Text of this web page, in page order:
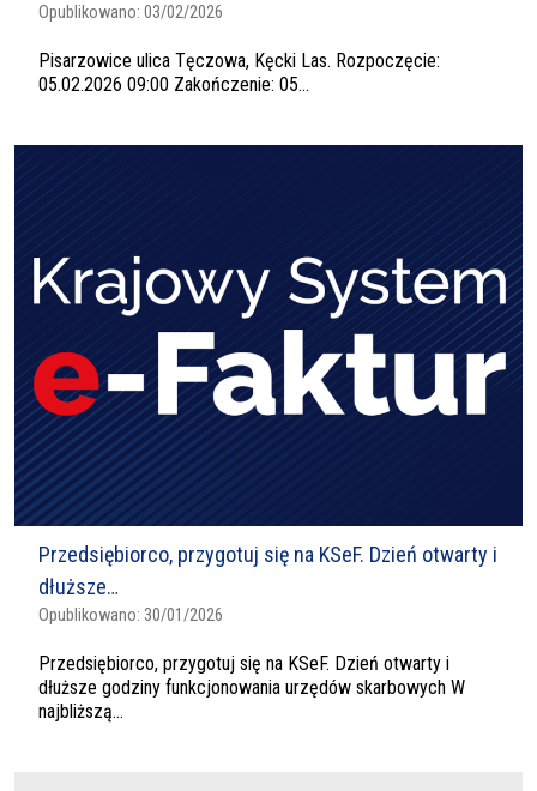
Opublikowano: 03/02/2026
Pisarzowice ulica Tęczowa, Kęcki Las. Rozpoczęcie:
05.02.2026 09:00 Zakończenie: 05...
Przedsiębiorco, przygotuj się na KSeF. Dzień otwarty i
dłuższe…
Opublikowano: 30/01/2026
Przedsiębiorco, przygotuj się na KSeF. Dzień otwarty i
dłuższe godziny funkcjonowania urzędów skarbowych W
najbliższą...